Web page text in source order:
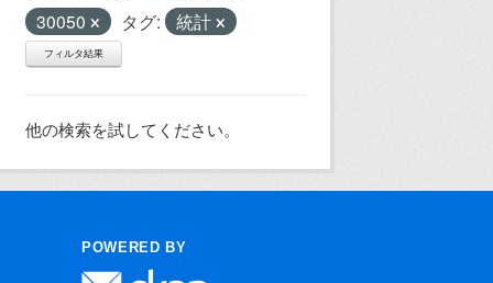
30050
タグ: 統計
フィルタ結果
他の検索を試してください。
POWERED BY